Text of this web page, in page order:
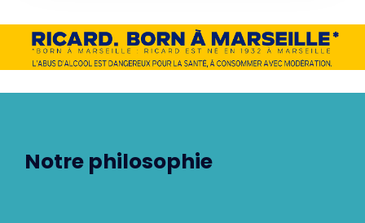
Notre philosophie